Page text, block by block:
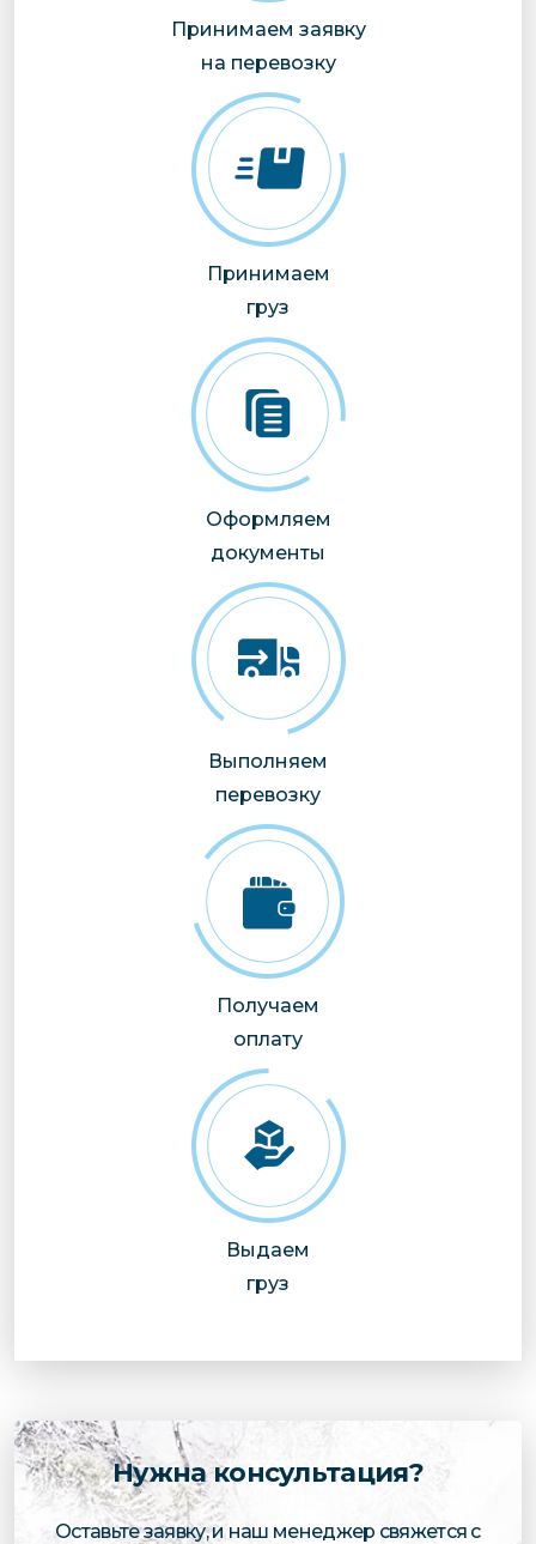
Принимаем заявку
на перевозку
Принимаем
груз
Оформляем
документы
Выполняем
перевозку
Получаем
оплату
Выдаем
груз
Нужна консультация?
Оставьте заявку, и наш менеджер свяжется с